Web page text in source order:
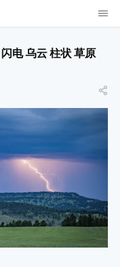
电 乌云 柱状 草原